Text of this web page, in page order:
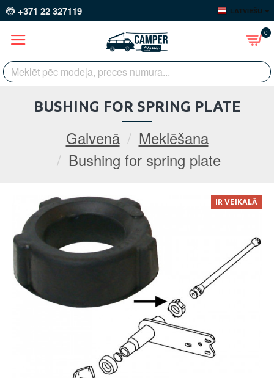
+371 22 327119 LATVIEŠU
0
Galvenā
Meklēšana
Bushing for spring plate
BUSHING FOR SPRING PLATE
IR VEIKALĀ